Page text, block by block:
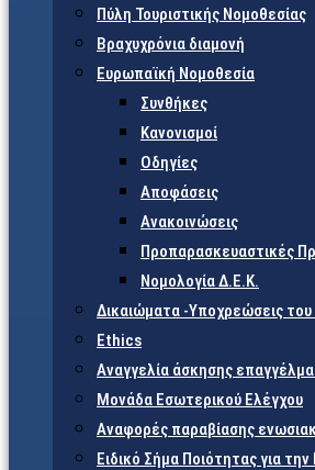
Πύλη Τουριστικής Νομοθεσίας
Βραχυχρόνια διαμονή
Ευρωπαϊκή Νομοθεσία
Συνθήκες
Κανονισμοί
Οδηγίες
Αποφάσεις
Ανακοινώσεις
Προπαρασκευαστικές
Νομολογία Δ.Ε.Κ.
Δικαιώματα -Υποχρεώσεις
Ethics
Αναγγελία άσκησης
Μονάδα Εσωτερικού Ελέγχου
Αναφορές παραβίασης
Ειδικό Σήμα Ποιότητας για